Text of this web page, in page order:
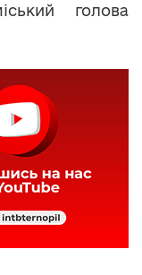
голова